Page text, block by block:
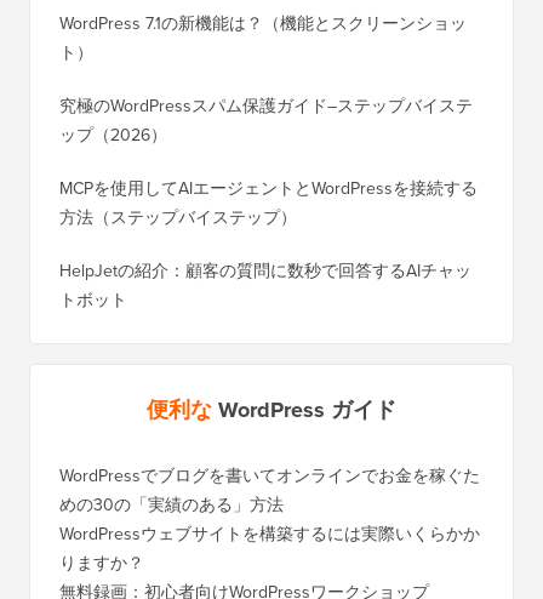
WordPress 7.1の新機能は？（機能とスクリーンショッ
ト）
究極のWordPressスパム保護ガイド–ステップバイステ
ップ（2026）
MCPを使用してAIエージェントとWordPressを接続する
方法（ステップバイステップ）
HelpJetの紹介：顧客の質問に数秒で回答するAIチャッ
トボット
便利なWordPress ガイド
WordPressでブログを書いてオンラインでお金を稼ぐた
めの30の「実績のある」方法
WordPressウェブサイトを構築するには実際いくらかか
りますか？
無料録画：初心者向けWordPressワークショップ